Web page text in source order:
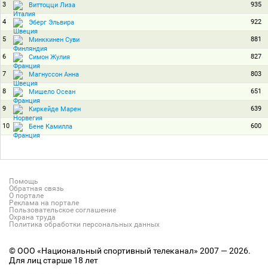
3 Виттоцци Лиза 935
4 Эберг Эльвира 922
5 Минккинен Суви 881
6 Симон Жулия 827
7 Магнуссон Анна 803
8 Мишело Осеан 651
9 Киркейде Марен 639
10 Бене Камилла 600
Помощь
Обратная связь
О портале
Реклама на портале
Пользовательское соглашение
Охрана труда
Политика обработки персональных данных
© ООО «Национальный спортивный телеканал» 2007 — 2026.
Для лиц старше 18 лет